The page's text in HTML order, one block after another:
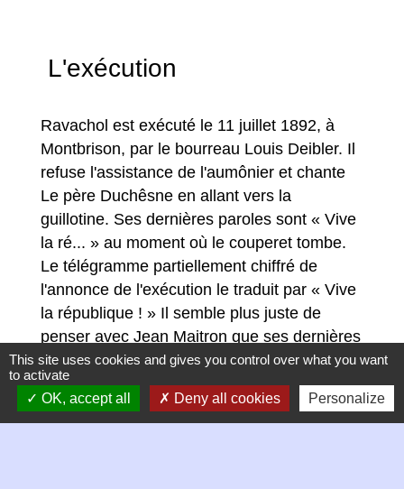
L'exécution
Ravachol est exécuté le 11 juillet 1892, à
Montbrison, par le bourreau Louis Deibler. Il
refuse l'assistance de l'aumônier et chante
Le père Duchêsne en allant vers la
guillotine. Ses dernières paroles sont « Vive
la ré... » au moment où le couperet tombe.
Le télégramme partiellement chiffré de
l'annonce de l'exécution le traduit par « Vive
la république ! » Il semble plus juste de
penser avec Jean Maitron que ses dernières
paroles furent « Vive la révolution ! » ou «
Vive la révolution sociale ! » comme le firent
de nombreux anarchistes avant et après lui.
This site uses cookies and gives you control over what you want
to activate
OK, accept all
Deny all cookies Personalize